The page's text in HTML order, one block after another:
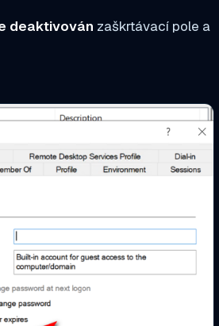
deaktivován zaškrtávací pole a